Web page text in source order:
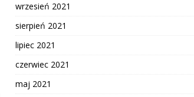
wrzesień 2021
sierpień 2021
lipiec 2021
czerwiec 2021
maj 2021